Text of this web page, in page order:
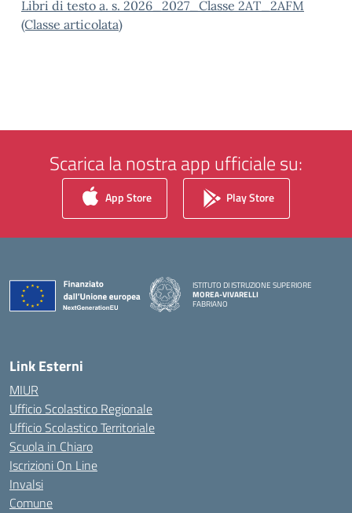
Libri di testo a. s. 2026_2027_Classe 2AT_2AFM
(Classe articolata)
Scarica la nostra app ufficiale su:
App Store Play Store
ISTITUTO DI ISTRUZIONE SUPERIORE
MOREA-VIVARELLI
FABRIANO
Link Esterni
MIUR
Ufficio Scolastico Regionale
Ufficio Scolastico Territoriale
Scuola in Chiaro
Iscrizioni On Line
Invalsi
Comune